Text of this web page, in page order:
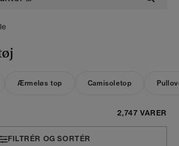
Ærmeløs top Camisoletop
2,747 VARER
FILTRÉR OG SORTÉR